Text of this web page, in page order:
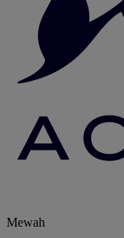
Mewah